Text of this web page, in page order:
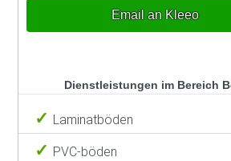
Email an Kleeo
Dienstleistungen im Bereich
Laminatböden
PVC-böden